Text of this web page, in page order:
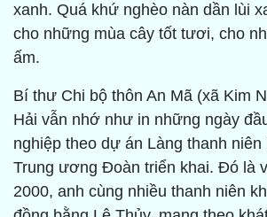
xanh. Quá khứ nghèo nàn dần lùi
cho những mùa cây tốt tươi, cho
ấm.
Bí thư Chi bộ thôn An Mã (xã Kim
Hải vẫn nhớ như in những ngày
nghiệp theo dự án Làng thanh niên
Trung ương Đoàn triển khai. Đó là
2000, anh cùng nhiều thanh niên